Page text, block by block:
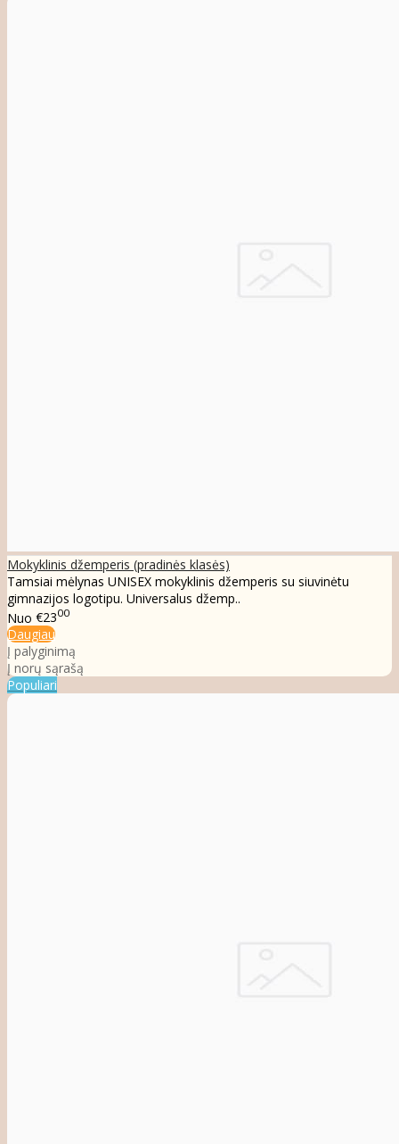
Mokyklinis džemperis (pradinės klasės)
Tamsiai mėlynas UNISEX mokyklinis džemperis su siuvinėtu
gimnazijos logotipu. Universalus džemp..
Nuo €2300
Daugiau
Į palyginimą
Į norų sąrašą
Populiari